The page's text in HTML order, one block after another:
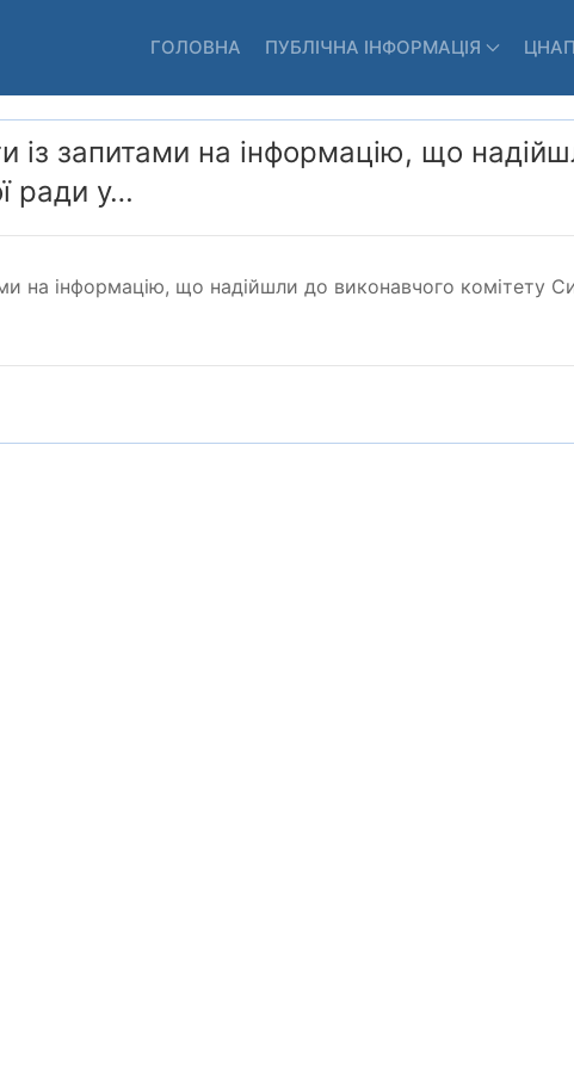
ГОЛОВНА ПУБЛІЧНА ІНФОРМАЦІЯ ЦНАП
із запитами на інформацію, що
ради у…
на інформацію, що надійшли до виконавчого комітету